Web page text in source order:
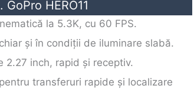
GoPro HERO11
la 5.3K, cu 60 FPS.
și în condiții de iluminare slabă.
2.27 inch, rapid și receptiv.
transferuri rapide și localizare